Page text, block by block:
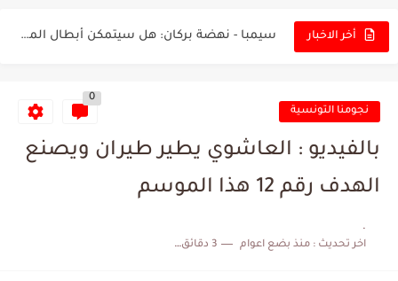
أخر الاخبار سيمبا - نهضة بركان: هل سيتمكن أبطال المغرب من الحفاظ...
البرنامج الكامل لنهائي البطولة بين الاتحاد المنستيري والنادي الإفريقي
عرض قطري يُغري ادارة النادي الإفريقي للتخلي عن موهبتها
نجومنا التونسية
0
بالفيديو : العاشوي يطير طيران ويصنع
الهدف رقم 12 هذا الموسم
.
اخر تحديث :منذ بضع اعوام 3 دقائق للقراءة